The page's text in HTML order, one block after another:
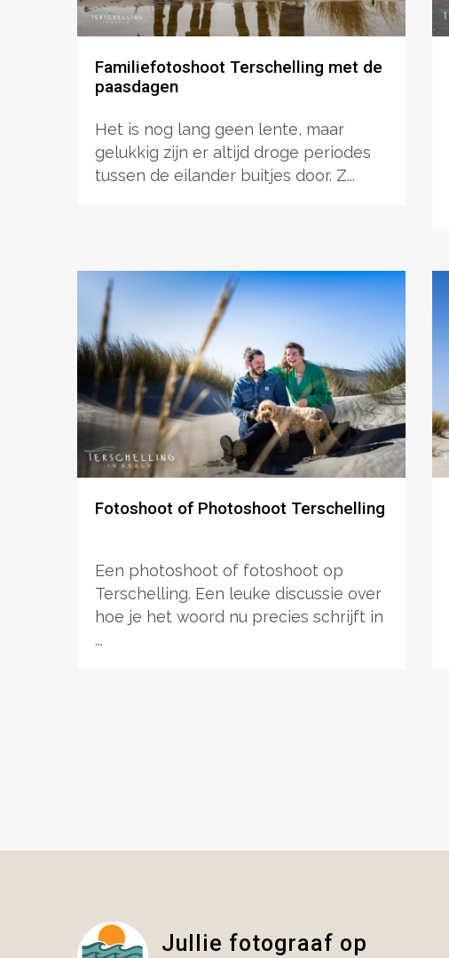
Familiefotoshoot Terschelling met de
paasdagen
Het is nog lang geen lente, maar
gelukkig zijn er altijd droge periodes
tussen de eilander buitjes door. Z...
Fotoshoot of Photoshoot Terschelling
Een photoshoot of fotoshoot op
Terschelling. Een leuke discussie over
hoe je het woord nu precies schrijft in
...
Jullie fotograaf op